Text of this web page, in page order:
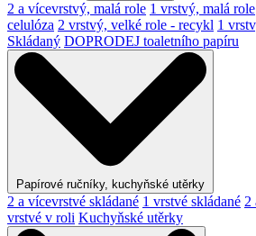
2 a vícevrstvý, malá role 1 vrstvý, malá role
celulóza 2 vrstvý, velké role - recykl 1
Skládaný DOPRODEJ toaletního papíru
Papírové ručníky, kuchyňské utěrky
2 a vícevrstvé skládané 1 vrstvé skládané 2
vrstvé v roli Kuchyňské utěrky